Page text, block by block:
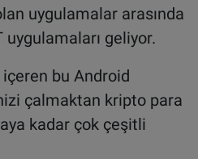
uygulamalar arasında
geliyor.
bu Android
çalmaktan kripto para
kadar çok çeşitli